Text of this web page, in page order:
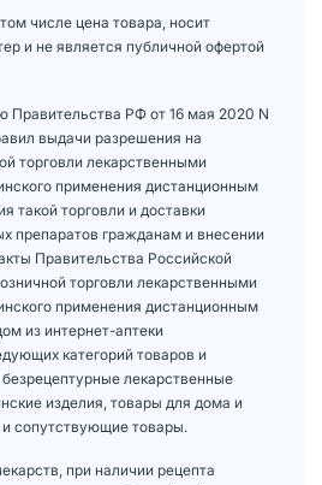
числе цена товара, носит
и не является публичной офертой
Правительства РФ от 16 мая 2020 N
выдачи разрешения на
торговли лекарственными
применения дистанционным
такой торговли и доставки
препаратов гражданам и внесении
Правительства Российской
торговли лекарственными
применения дистанционным
из интернет-аптеки
категорий товаров и
лекарственные
изделия, товары для дома и
сопутствующие товары.
при наличии рецепта